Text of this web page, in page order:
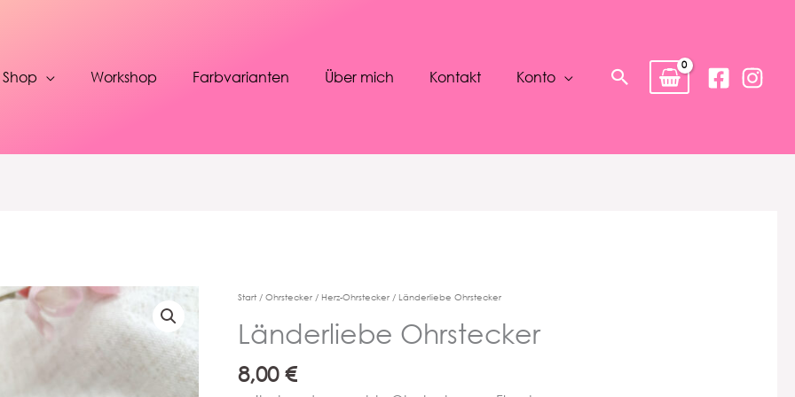
Shop Workshop Farbvarianten Über mich Kontakt Konto Suchen
Start/ Ohrstecker/ Herz-Ohrstecker/ Länderliebe Ohrstecker
Länderliebe Ohrstecker
8,00 €